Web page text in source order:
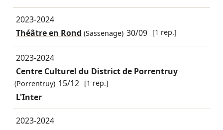
2023-2024
Théâtre en Rond (Sassenage) 30/09 [1 rep.]
2023-2024
Centre Culturel du District de Porrentruy
(Porrentruy) 15/12 [1 rep.]
L'Inter
2023-2024